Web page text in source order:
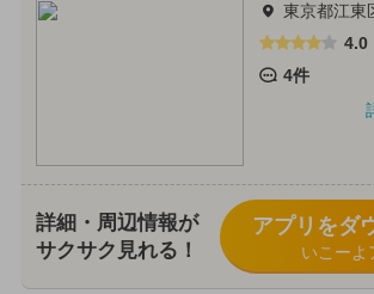
東京都江東
4.0
4件
詳細・周辺情報が
サクサク見れる！
アプリをダ
いこーよ